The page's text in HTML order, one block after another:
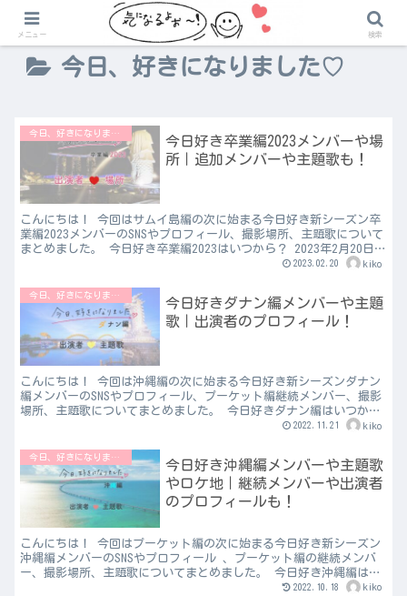
今日、好きになりました♡
今日、好きになりました♡
今日好き卒業編2023メンバーや場
所｜追加メンバーや主題歌も！
こんにちは！ 今回はサムイ島編の次に始まる今日好き新シーズン卒
業編2023メンバーのSNSやプロフィール、撮影場所、主題歌について
まとめました。 今日好き卒業編2023はいつから？ 2023年2月20日
2023.02.20 kiko
今日、好きになりました♡
今日好きダナン編メンバーや主題
歌｜出演者のプロフィール！
こんにちは！ 今回は沖縄編の次に始まる今日好き新シーズンダナン
編メンバーのSNSやプロフィール、プーケット編継続メンバー、撮影
場所、主題歌についてまとめました。 今日好きダナン編はいつか
ら？ 2022年11月28日 （月）22時からスタート... 2022.11.21 kiko
今日、好きになりました♡
今日好き沖縄編メンバーや主題歌
やロケ地｜継続メンバーや出演者
のプロフィールも！
こんにちは！ 今回はプーケット編の次に始まる今日好き新シーズン
沖縄編メンバーのSNSやプロフィール 、プーケット編の継続メンバ
ー、撮影場所、主題歌についてまとめました。 今日好き沖縄編はい
2022.10.18 kiko
メニュー 検索